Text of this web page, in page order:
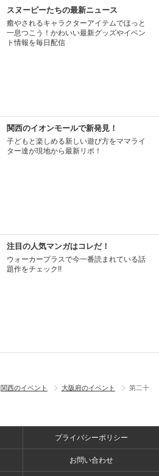
スヌーピーたちの最新ニュース
癒やされるキャラクターアイテムでほっと
一息つこう！かわいい最新グッズやイベン
ト情報を毎日配信
関西のイオンモールで新発見！
子どもと楽しめる新しい遊び方をママライ
ター達が現地から最新リポ！
注目の人気マンガはコレだ！
ウォーカープラスで今一番読まれている話
題作をチェック!!
関西のイベント 大阪府のイベント
第二十
プライバシーポリシー
お問い合わせ